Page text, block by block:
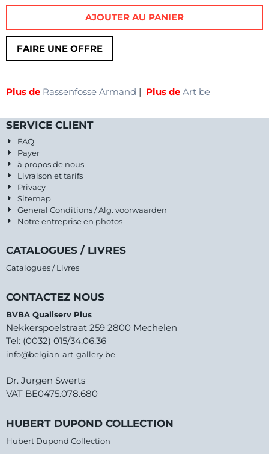
FAIRE UNE OFFRE
AJOUTER AU PANIER
Plus de Rassenfosse Armand | Plus de Art be
SERVICE CLIENT
FAQ
Payer
à propos de nous
Livraison et tarifs
Privacy
Sitemap
General Conditions / Alg. voorwaarden
Notre entreprise en photos
CATALOGUES / LIVRES
Catalogues / Livres
CONTACTEZ NOUS
BVBA Qualiserv Plus
Nekkerspoelstraat 259 2800 Mechelen
Tel: (0032) 015/34.06.36
info@belgian-art-gallery.be
Dr. Jurgen Swerts
VAT BE0475.078.680
HUBERT DUPOND COLLECTION
Hubert Dupond Collection